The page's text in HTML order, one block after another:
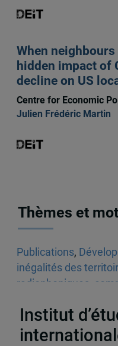
When
hidden impact of
decline on US
Centre for Economic
Julien Frédéric Martin
Thèmes et
Publications,
inégalités des
radiophoniques
Institut